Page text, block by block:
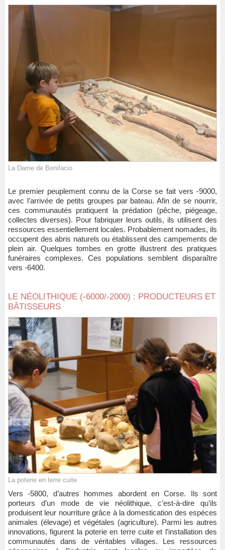
La Dame de Bonifacio
Le premier peuplement connu de la Corse se fait vers -9000,
avec l’arrivée de petits groupes par bateau. Afin de se nourrir,
ces communautés pratiquent la prédation (pêche, piégeage,
collectes diverses). Pour fabriquer leurs outils, ils utilisent des
ressources essentiellement locales. Probablement nomades, ils
occupent des abris naturels ou établissent des campements de
plein air. Quelques tombes en grotte illustrent des pratiques
funéraires complexes. Ces populations semblent disparaître
vers -6400.
LE NÉOLITHIQUE (-6000/-2000) : PRODUCTEURS ET
BÂTISSEURS
La poterie en terre cuite
Vers -5800, d’autres hommes abordent en Corse. Ils sont
porteurs d’un mode de vie néolithique, c’est-à-dire qu’ils
produisent leur nourriture grâce à la domestication des espèces
animales (élevage) et végétales (agriculture). Parmi les autres
innovations, figurent la poterie en terre cuite et l’installation des
communautés dans de véritables villages. Les ressources